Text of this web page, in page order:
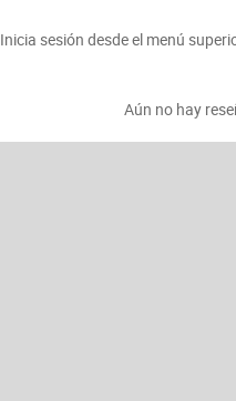
Inicia sesión desde el menú
Aún no hay